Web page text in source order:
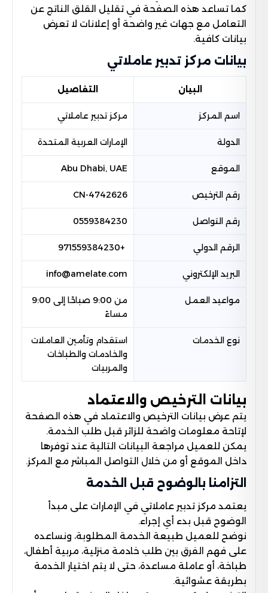
كما تساعد هذه الصفحة في تقليل القلق الناتج عن
التعامل مع جهات غير واضحة أو إعلانات لا تعرض
بيانات كافية.
بيانات مركز تدبير عاملاتي
البيان التفاصيل
اسم المركز مركز تدبير عاملاتي
الدولة الإمارات العربية المتحدة
الموقع Abu Dhabi, UAE
رقم الترخيص CN-4742626
رقم التواصل 0559384230
الرقم الدولي +971559384230
البريد الإلكتروني info@amelate.com
مواعيد العمل
من 9:00 صباحًا إلى 9:00
مساءً
نوع الخدمات
استقدام وتأمين العاملات
والخادمات والطباخات
والمربيات
بيانات الترخيص والاعتماد
يتم عرض بيانات الترخيص والاعتماد في هذه الصفحة
لإتاحة معلومات واضحة للزائر قبل طلب الخدمة.
يمكن للعميل مراجعة البيانات التالية عند توفرها
داخل الموقع أو من خلال التواصل المباشر مع المركز.
التزامنا بالوضوح قبل الخدمة
يعتمد مركز تدبير عاملاتي في الإمارات على مبدأ
الوضوح قبل بدء أي إجراء.
نوضح للعميل طبيعة الخدمة المطلوبة، ونساعده
على فهم الفرق بين طلب خادمة منزلية، مربية أطفال،
طباخة، أو عاملة مساعدة، حتى لا يتم اختيار الخدمة
بطريقة عشوائية.